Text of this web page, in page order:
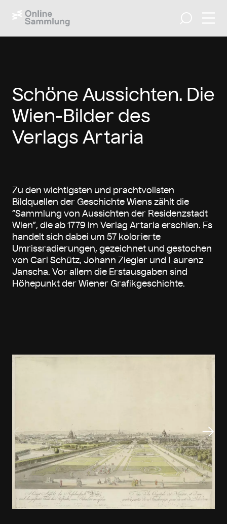
Suche
Schöne Aussichten. Die
Wien-Bilder des
Verlags Artaria
Zu den wichtigsten und prachtvollsten
Bildquellen der Geschichte Wiens zählt die
“Sammlung von Aussichten der Residenzstadt
Wien”, die ab 1779 im Verlag Artaria erschien. Es
handelt sich dabei um 57 kolorierte
Umrissradierungen, gezeichnet und gestochen
von Carl Schütz, Johann Ziegler und Laurenz
Janscha. Vor allem die Erstausgaben sind
Höhepunkt der Wiener Grafikgeschichte.
Vorheriger Slide